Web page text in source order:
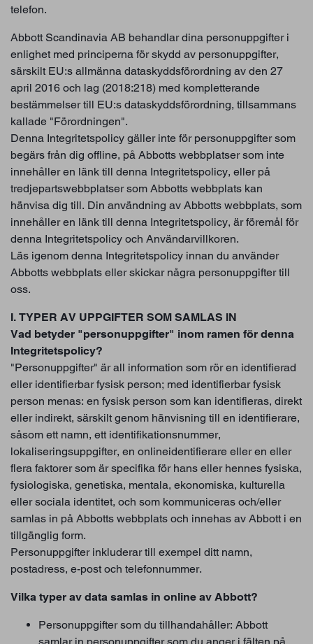
telefon.
Abbott Scandinavia AB behandlar dina personuppgifter i
enlighet med principerna för skydd av personuppgifter,
särskilt EU:s allmänna dataskyddsförordning av den 27
april 2016 och lag (2018:218) med kompletterande
bestämmelser till EU:s dataskyddsförordning, tillsammans
kallade "Förordningen".
Denna Integritetspolicy gäller inte för personuppgifter som
begärs från dig offline, på Abbotts webbplatser som inte
innehåller en länk till denna Integritetspolicy, eller på
tredjepartswebbplatser som Abbotts webbplats kan
hänvisa dig till. Din användning av Abbotts webbplats, som
innehåller en länk till denna Integritetspolicy, är föremål för
denna Integritetspolicy och Användarvillkoren.
Läs igenom denna Integritetspolicy innan du använder
Abbotts webbplats eller skickar några personuppgifter till
oss.
I. TYPER AV UPPGIFTER SOM SAMLAS IN
Vad betyder "personuppgifter" inom ramen för denna
Integritetspolicy?
"Personuppgifter" är all information som rör en identifierad
eller identifierbar fysisk person; med identifierbar fysisk
person menas: en fysisk person som kan identifieras, direkt
eller indirekt, särskilt genom hänvisning till en identifierare,
såsom ett namn, ett identifikationsnummer,
lokaliseringsuppgifter, en onlineidentifierare eller en eller
flera faktorer som är specifika för hans eller hennes fysiska,
fysiologiska, genetiska, mentala, ekonomiska, kulturella
eller sociala identitet, och som kommuniceras och/eller
samlas in på Abbotts webbplats och innehas av Abbott i en
tillgänglig form.
Personuppgifter inkluderar till exempel ditt namn,
postadress, e-post och telefonnummer.
Vilka typer av data samlas in online av Abbott?
Personuppgifter som du tillhandahåller: Abbott